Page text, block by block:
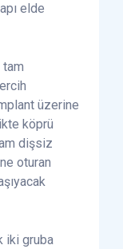
elde
üzerine
köprü
dişsiz
oturan
iki gruba